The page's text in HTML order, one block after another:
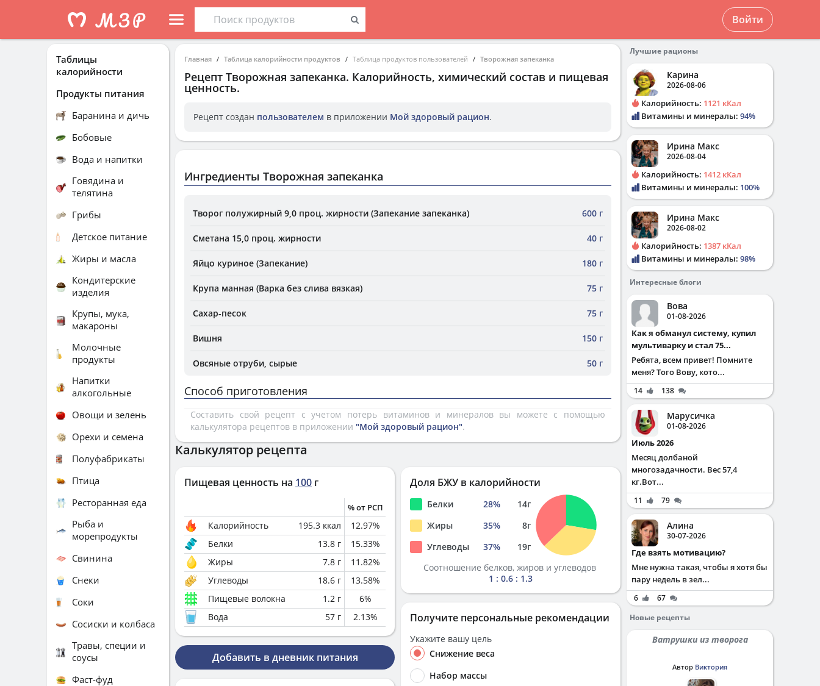
Войти
Главная Таблица калорийности продуктов Таблица продуктов пользователей Творожная запеканка
Рецепт Творожная запеканка. Калорийность, химический состав и пищевая
ценность.
Рецепт создан пользователем в приложении Мой здоровый рацион.
Ингредиенты Творожная запеканка
Творог полужирный 9,0 проц. жирности (Запекание запеканка) 600 г
Сметана 15,0 проц. жирности 40 г
Яйцо куриное (Запекание) 180 г
Крупа манная (Варка без слива вязкая) 75 г
Сахар-песок 75 г
Вишня 150 г
Овсяные отруби, сырые 50 г
Способ приготовления
Составить свой рецепт с учетом потерь витаминов и минералов вы можете с помощью
калькулятора рецептов в приложении "Мой здоровый рацион".
Калькулятор рецепта
Пищевая ценность на 100 г
% от РСП
Калорийность 195.3 ккал 12.97%
Белки
13.8 г 15.33%
Жиры
7.8 г 11.82%
Углеводы
18.6 г 13.58%
Пищевые волокна
1.2 г 6%
Вода
57 г 2.13%
Добавить в дневник питания
Доля БЖУ в калорийности
Белки 28% 14г
Жиры
35% 8г
Углеводы
37% 19г
Соотношение белков, жиров и углеводов
1 : 0.6 : 1.3
Получите персональные рекомендации
Укажите вашу цель
Снижение веса
Набор массы
Таблицы
калорийности
Продукты питания
Баранина и дичь
Бобовые
Вода и напитки
Говядина и
телятина
Грибы
Детское питание
Жиры и масла
Кондитерские
изделия
Крупы, мука,
макароны
Молочные
продукты
Напитки
алкогольные
Овощи и зелень
Орехи и семена
Полуфабрикаты
Птица
Ресторанная еда
Рыба и
морепродукты
Свинина
Снеки
Соки
Сосиски и колбаса
Травы, специи и
соусы
Фаст-фуд
Лучшие рационы
Карина
2026-08-06
Калорийность: 1121 кКал
Витамины и минералы: 94%
Ирина Макс
2026-08-04
Калорийность: 1412 кКал
Витамины и минералы: 100%
Ирина Макс
2026-08-02
Калорийность: 1387 кКал
Витамины и минералы: 98%
Интересные блоги
Вова
01-08-2026
Как я обманул систему, купил
мультиварку и стал 75...
Ребята, всем привет! Помните
меня? Того Вову, кото...
14 138
Марусичка
01-08-2026
Июль 2026
Месяц долбаной
многозадачности. Вес 57,4
кг.Вот...
11 79
Алина
30-07-2026
Где взять мотивацию?
Мне нужна такая, чтобы я хотя бы
пару недель в зел...
6
67
Новые рецепты
Ватрушки из творога
Автор Виктория